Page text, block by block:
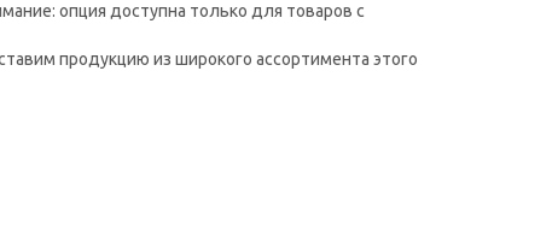
опция доступна только для товаров с
продукцию из широкого ассортимента этого